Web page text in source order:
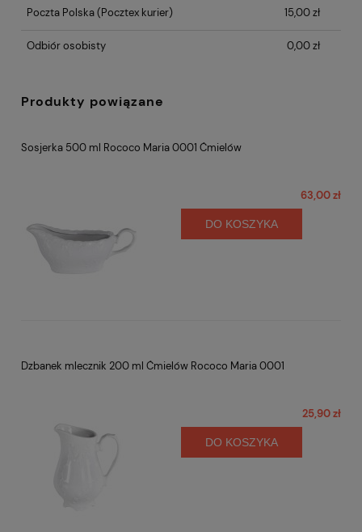
Poczta Polska(Pocztex kurier) 15,00 zł
Odbiór osobisty 0,00 zł
Produkty powiązane
Sosjerka 500 ml Rococo Maria 0001 Ćmielów
63,00 zł
DO KOSZYKA
Dzbanek mlecznik 200 ml Ćmielów Rococo Maria 0001
25,90 zł
DO KOSZYKA